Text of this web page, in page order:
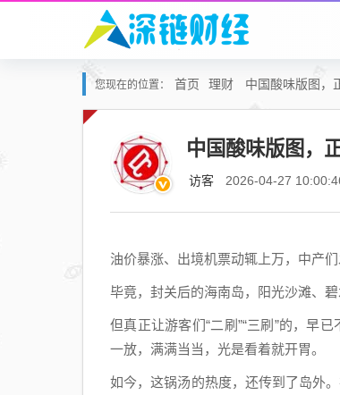
您现在的位置： 首页 理财 中国酸味版图，
中国酸味版图，
访客 2026-04-27
油价暴涨、出境机票动辄上万，中产
毕竟，封关后的海南岛，阳光沙滩、碧
但真正让游客们“二刷”“三刷”的，早
一放，满满当当，光是看着就开胃。
如今，这锅汤的热度，还传到了岛外